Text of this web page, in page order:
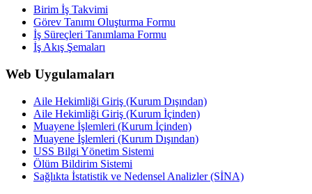
Birim İş Takvimi
Görev Tanımı Oluşturma Formu
İş Süreçleri Tanımlama Formu
İş Akış Şemaları
Web Uygulamaları
Aile Hekimliği Giriş (Kurum Dışından)
Aile Hekimliği Giriş (Kurum İçinden)
Muayene İşlemleri (Kurum İçinden)
Muayene İşlemleri (Kurum Dışından)
USS Bilgi Yönetim Sistemi
Ölüm Bildirim Sistemi
Sağlıkta İstatistik ve Nedensel Analizler (SİNA)